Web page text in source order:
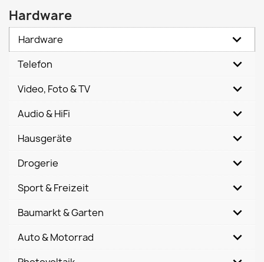
Hardware
Hardware
Telefon
Video, Foto & TV
Audio & HiFi
Hausgeräte
Drogerie
Sport & Freizeit
Baumarkt & Garten
Auto & Motorrad